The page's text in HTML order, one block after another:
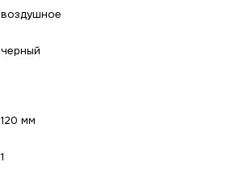
воздушное
черный
120 мм
1